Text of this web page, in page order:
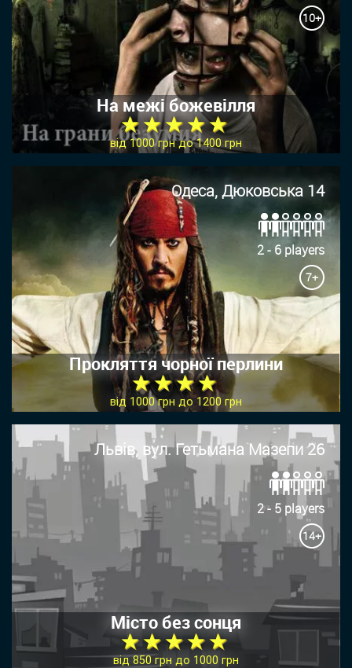
10+
На межі божевілля
★ ★ ★ ★ ★
від 1000 грн до 1400 грн
Одеса, Дюковська 14
2 - 6 players
7+
Прокляття чорної перлини
★ ★ ★ ★
від 1000 грн до 1200 грн
Львів, вул. Гетьмана Мазепи 26
2 - 5 players
14+
Місто без сонця
★ ★ ★ ★ ★
від 850 грн до 1000 грн